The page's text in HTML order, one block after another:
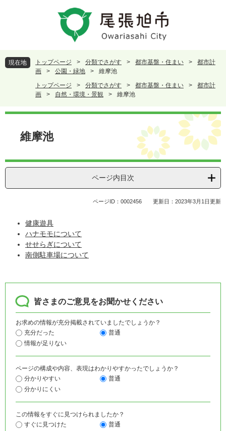
頭
で
飛
ば
文
現在地 トップページ > 分類でさがす > 都市基盤・住まい >
都市計
画
> 公園・緑地 >
維摩池
トップページ
> 分類でさがす > 都市基盤・住まい >
都市計
画
> 自然・環境・景観 > 維摩池
本
維摩池
ページ内目次
ページID：0002456 更新日：2023年3月1日更新
健康遊具
ハナモモについて
せせらぎについて
南側駐車場について
皆さまのご意見をお聞かせください
お求めの情報が充分掲載されていましたでしょうか？
充分だった
普通
情報が足りない
ページの構成や内容、表現はわかりやすかったでしょうか？
分かりやすい
普通
分かりにくい
この情報をすぐに見つけられましたか？
すぐに見つけた
普通